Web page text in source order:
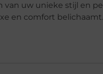
uw unieke stijl en
en comfort belichaamt.